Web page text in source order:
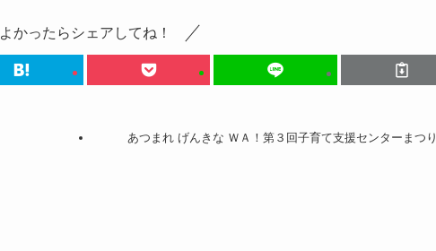
よかったらシェアしてね！
あつまれ げんきな ＷＡ！第３回子育て支援センターまつり